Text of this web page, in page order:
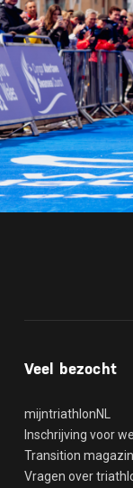
Veel bezocht
mijntriathlonNL
Inschrijving voor
Transition
Vragen over